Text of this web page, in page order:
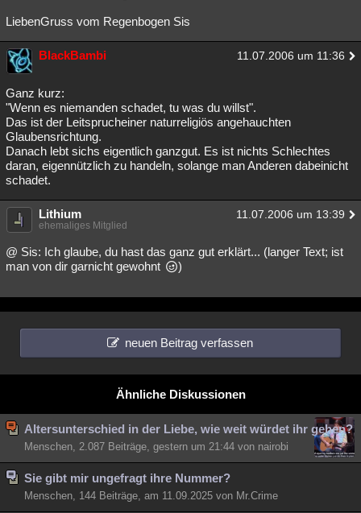
LiebenGruss vom Regenbogen Sis
BlackBambi 11.07.2006 um 11:36
Ganz kurz:
"Wenn es niemanden schadet, tu was du willst".
Das ist der Leitsprucheiner naturreligiös angehauchten
Glaubensrichtung.
Danach lebt sichs eigentlich ganzgut. Es ist nichts Schlechtes
daran, eigennützlich zu handeln, solange man Anderen dabeinicht
schadet.
Lithium 11.07.2006 um 13:39
ehemaliges Mitglied
@ Sis: Ich glaube, du hast das ganz gut erklärt... (langer Text; ist
man von dir garnicht gewohnt
)
neuen Beitrag verfassen
Ähnliche Diskussionen
Altersunterschied in der Liebe, wie weit würdet ihr gehen?
Menschen, 2.087 Beiträge, gestern um 21:44 von nairobi
Sie gibt mir ungefragt ihre Nummer?
Menschen, 144 Beiträge, am 11.09.2025 von Mr.Crime